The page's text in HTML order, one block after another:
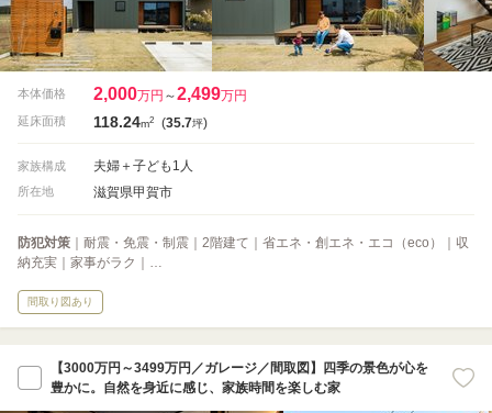
本体価格 2,000万円 ～2,499万円
延床面積 118.24m2 (35.7坪)
家族構成 夫婦＋子ども1人
所在地 滋賀県甲賀市
防犯対策 ｜耐震・免震・制震｜2階建て｜省エネ・創エネ・エコ（eco）｜収
納充実｜家事がラク｜…
間取り図あり
【3000万円～3499万円／ガレージ／間取図】四季の景色が心を
豊かに。自然を身近に感じ、家族時間を楽しむ家